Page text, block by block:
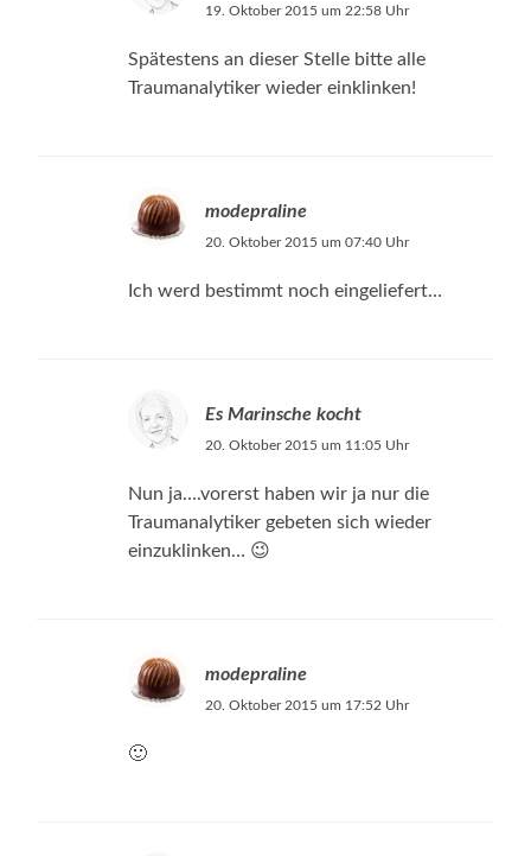
19. Oktober 2015 um 22:58 Uhr
Spätestens an dieser Stelle bitte alle
Traumanalytiker wieder einklinken!
modepraline
20. Oktober 2015 um 07:40 Uhr
Ich werd bestimmt noch eingeliefert…
Es Marinsche kocht
20. Oktober 2015 um 11:05 Uhr
Nun ja….vorerst haben wir ja nur die
Traumanalytiker gebeten sich wieder
einzuklinken… 😉
modepraline
20. Oktober 2015 um 17:52 Uhr
🙂